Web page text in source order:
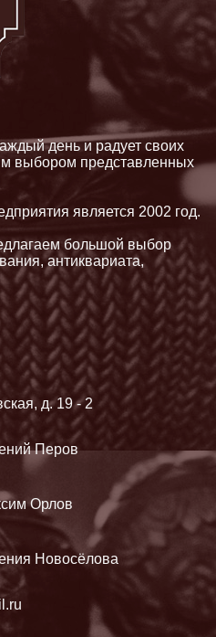
день и радует своих
выбором представленных
является 2002 год.
большой выбор
антиквариата,
д. 19 - 2
Перов
Орлов
Новосёлова